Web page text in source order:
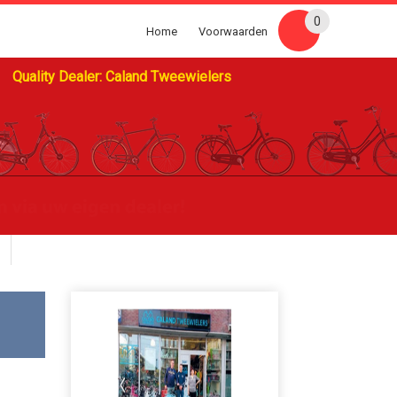
Quality Dealer: Caland Tweewielers
Home Voorwaarden
0